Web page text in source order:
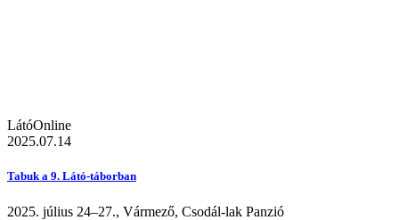
LátóOnline
2025.07.14
Tabuk a 9. Látó-táborban
2025. július 24–27., Vármező, Csodál-lak Panzió